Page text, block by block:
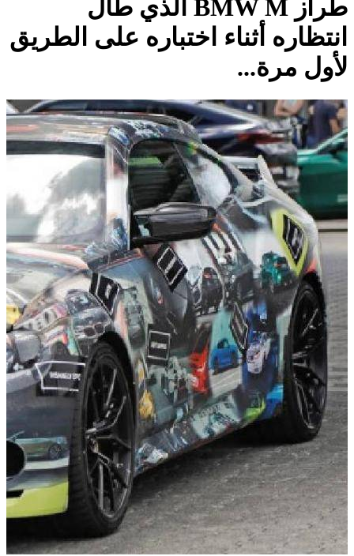
طراز BMW M الذي طال
انتظاره أثناء اختباره على الطريق
لأول مرة...